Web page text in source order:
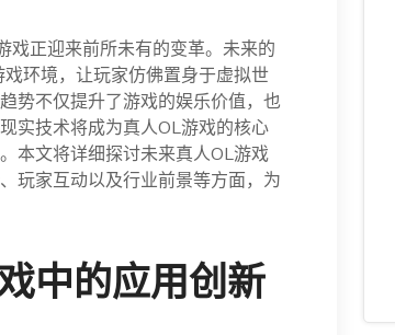
戏正迎来前所未有的变革。未来的
环境，让玩家仿佛置身于虚拟世
势不仅提升了游戏的娱乐价值，也
实技术将成为真人OL游戏的核心
本文将详细探讨未来真人OL游戏
玩家互动以及行业前景等方面，为
中的应用创新